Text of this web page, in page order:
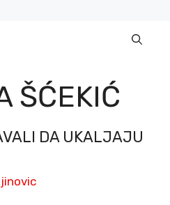
ŠĆEKIĆ
DA UKALJAJU